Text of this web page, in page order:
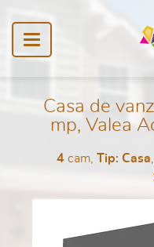
Casa de
mp, Valea
4 cam, Tip: Casa